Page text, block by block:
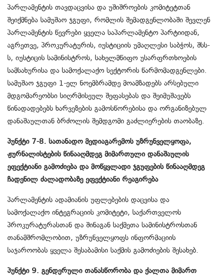
პარლამენტის თავდაცვისა და უშიშროების კომიტეტთან
შეიქმნება სამუშაო ჯგუფი, რომლის შემადგენლობაში შევლენ
პარლამენტის წევრები ყველა საპარლამენტო პარტიიდან,
აგრეთვე, პროკურატურის, იუსტიციის უმაღლესი საბჭოს, შსს-
ს, იუსტიცის სამინისტროს, სახელმწიფო უსარფრთხოების
სამსახურისა და სამოქალაქო სექტორის წარმომადგენლები.
სამუშაო ჯგუფი 1-ელ ნოემბრამდე მოამზადებს არსებული
მდგომარეობსი სიღრმისეულ შეფასებას და შეიმუშავებს
წინადადებებს ხარვეზების გამოსწორებისა და ორგანიზებულ
დანაშაულთან ბრძოლის შემდგომი გაძლიერების თაობაზე.
პუნქტი 7-8. სათანადო მედიაგარემოს უზრუნველყოფა,
ჟურნალისტების წინააღმდეგ მიმართული დანაშაულის
ეფექტიანი გამოძიება და მოწყვლადი ჯგუფების წინააღმდეგ
ჩადენილ ძალადობაზე ეფექტიანი რეაგირება
პარლამენტის ადამიანის უფლებების დაცვისა და
სამოქალაქო ინტეგრაციის კომიტეტი, საქართველოს
პროკურატურასთან და შინაგან საქმეთა სამინისტროსთან
თანამშრომლობით, უზრუნველყოფს ინფორმაციის
საჯაროობას ყველა შესაბამისი საქმის გამოძიების შესახებ.
პუნქტი 9. გენდერული თანასწორობა და ქალთა მიმართ